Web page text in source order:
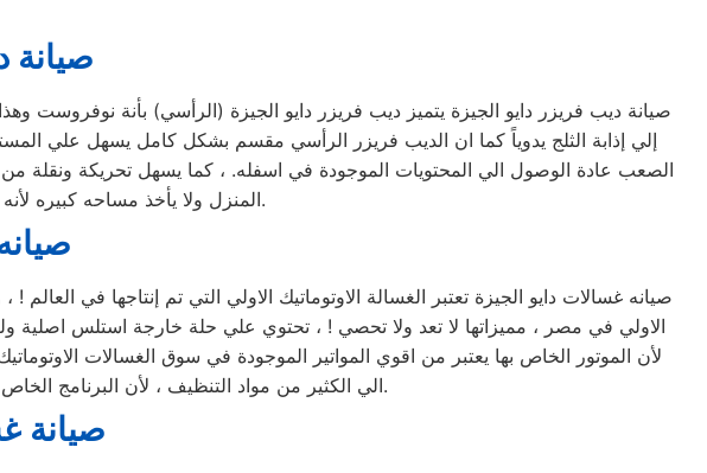
صيانة
صيانة ديب فريزر دايو الجيزة يتميز ديب فريزر دايو الجيزة (الرأسي) بأنة نوفروست
إلي إذابة الثلج يدوياً كما ان الديب فريزر الرأسي مقسم بشكل كامل يسهل علي
الصعب عادة الوصول الي المحتويات الموجودة في اسفله. ، كما يسهل تحريكة
المنزل ولا يأخذ مساحه كبيره لأنه في عرض الثلاجة تقريباً ويمكن وضعه بجانبها لتوفير المساحة.
صيانه غسالات دايو الجيزة تعتبر الغسالة الاوتوماتيك الاولي التي تم إنتاجها في
الاولي في مصر ، مميزاتها لا تعد ولا تحصي ! ، تحتوي علي حلة خارجة استلس اصلية
لأن الموتور الخاص بها يعتبر من اقوي المواتير الموجودة في سوق الغسالات
الي الكثير من مواد التنظيف ، لأن البرنامج الخاص بها مصمم ومبرمج بشكل ذكي جداً يجعلها تكون الاختيار الاول للبيت المصري.
صيانة